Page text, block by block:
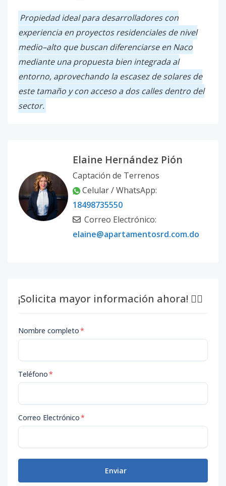
Propiedad ideal para desarrolladores con
experiencia en proyectos residenciales de nivel
medio–alto que buscan diferenciarse en Naco
mediante una propuesta bien integrada al
entorno, aprovechando la escasez de solares de
este tamaño y con acceso a dos calles dentro del
sector.
Elaine Hernández Pión
Captación de Terrenos
Celular / WhatsApp:
18498735550
Correo Electrónico:
elaine@apartamentosrd.com.do
¡Solicita mayor información ahora! 👇🏽
Nombre completo*
Teléfono*
Correo Electrónico*
Enviar